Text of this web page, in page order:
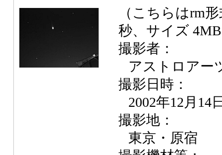
（こちらはrm
秒、サイズ
撮影者：
アストロアー
撮影日時：
2002年12月14
撮影地：
東京・原宿